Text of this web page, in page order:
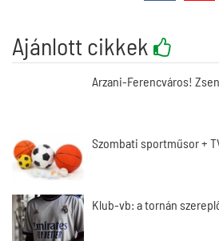
Ajánlott cikkek
Arzani-Ferencváros!
Szombati sportműsor +
Klub-vb: a tornán